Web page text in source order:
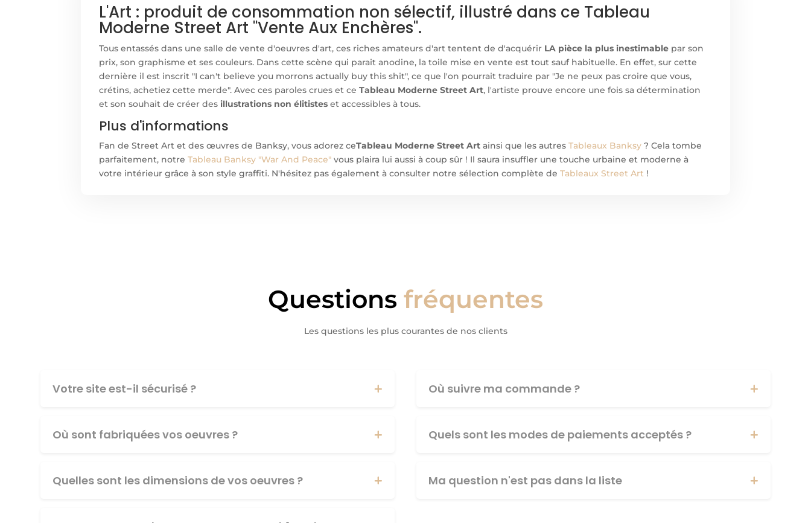
L'Art : produit de consommation non sélectif, illustré dans ce Tableau
Moderne Street Art "Vente Aux Enchères".
Tous entassés dans une salle de vente d'oeuvres d'art, ces riches amateurs d'art tentent de d'acquérir LA pièce la plus inestimable par son
prix, son graphisme et ses couleurs. Dans cette scène qui parait anodine, la toile mise en vente est tout sauf habituelle. En effet, sur cette
dernière il est inscrit "I can't believe you morrons actually buy this shit", ce que l'on pourrait traduire par "Je ne peux pas croire que vous,
crétins, achetiez cette merde". Avec ces paroles crues et ceTableau Moderne Street Art, l'artiste prouve encore une fois sa détermination
et son souhait de créer desillustrations non élitistes et accessibles à tous.
Plus d'informations
Fan de Street Art et des œuvres de Banksy, vous adorez ceTableau Moderne Street Art ainsi que les autresTableaux Banksy ? Cela tombe
parfaitement, notreTableau Banksy "War And Peace" vous plaira lui aussi à coup sûr ! Il saura insuffler une touche urbaine et moderne à
votre intérieur grâce à son style graffiti. N'hésitez pas également à consulter notre sélection complète deTableaux Street Art !
Questions fréquentes
Les questions les plus courantes de nos clients
Votre site est-il sécurisé ?
Où sont fabriquées vos oeuvres ?
Quelles sont les dimensions de vos oeuvres ?
Où suivre ma commande ?
Quels sont les modes de paiements acceptés ?
Ma question n'est pas dans la liste